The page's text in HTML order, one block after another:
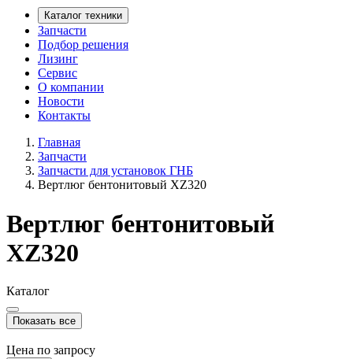
Каталог техники
Запчасти
Подбор решения
Лизинг
Сервис
О компании
Новости
Контакты
Главная
Запчасти
Запчасти для установок ГНБ
Вертлюг бентонитовый XZ320
Вертлюг бентонитовый
XZ320
Каталог
Показать все
Цена по запросу